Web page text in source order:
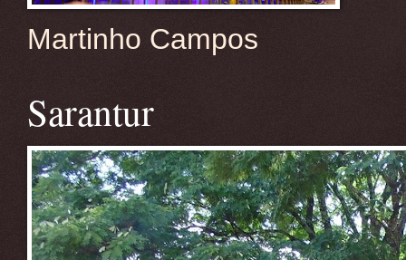
Martinho Campos
Sarantur